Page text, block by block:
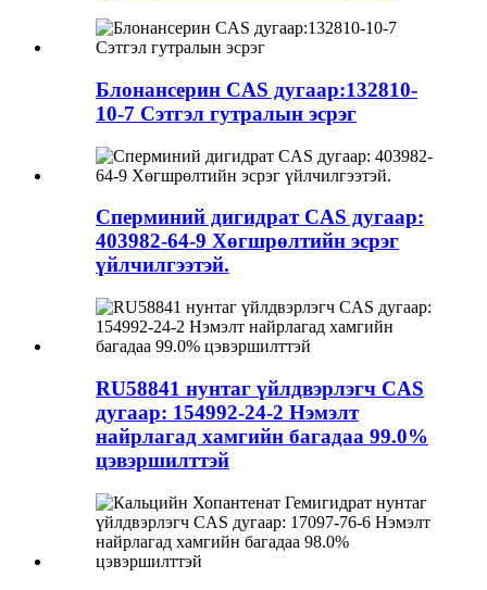
Блонансерин CAS дугаар:132810-
10-7 Сэтгэл гутралын эсрэг
Сперминий дигидрат CAS дугаар:
403982-64-9 Хөгшрөлтийн эсрэг
үйлчилгээтэй.
RU58841 нунтаг үйлдвэрлэгч CAS
дугаар: 154992-24-2 Нэмэлт
найрлагад хамгийн багадаа 99.0%
цэвэршилттэй